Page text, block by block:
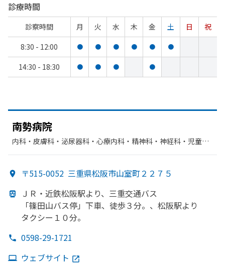
診療時間
診察時間 月 火 水 木 金 土 日
祝
8:30 - 12:00
● ● ● ● ● ●
14:30 - 18:30 ● ● ● ●
南勢病院
内科・​皮膚科・​泌尿器科・​心療内科・​精神科・神経科・​児童精
〒515-0052 三重県松阪市山室町２２７５
ＪＲ・近鉄松阪駅より、 三重交通バス
「篠田山バス停」 下車、 徒歩３分。、 松阪駅より
タクシー１０分。
0598-29-1721
ウェブサイト